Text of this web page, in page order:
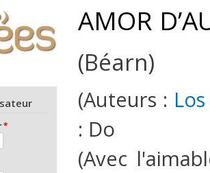
*
AMOR
(Béarn)
(Auteurs :
: Do
(Avec